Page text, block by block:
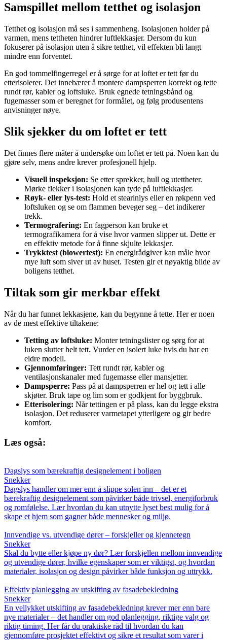
Samspillet mellom tetthet og isolasjon
Tetthet og isolasjon må ses i sammenheng. Isolasjonen holder på
varmen, mens tettheten hindrer luftlekkasjer. Dersom du kun
fokuserer på isolasjon uten å sikre tetthet, vil effekten bli langt
mindre enn forventet.
En god tommelfingerregel er å sørge for at loftet er tett før du
etterisolerer. Det innebærer å montere dampsperren korrekt og tette
rundt rør, kabler og loftsluke. Bruk egnede tetningsbånd og
fugemasser som er beregnet for formålet, og følg produsentens
anvisninger nøye.
Slik sjekker du om loftet er tett
Det finnes flere måter å undersøke om loftet er tett på. Noen kan du
gjøre selv, mens andre krever profesjonell hjelp.
Visuell inspeksjon: Se etter sprekker, hull og utettheter.
Mørke flekker i isolasjonen kan tyde på luftlekkasjer.
Røyk- eller lys-test: Hold et stearinlys eller en røkpenn ved
loftsluken og se om flammen beveger seg – det indikerer
trekk.
Termografering: En fagperson kan bruke et
termografikamera for å vise hvor varmen slipper ut. Dette er
en effektiv metode for å finne skjulte lekkasjer.
Trykktest (blowertest): En energirådgiver kan måle hvor
mye luft som siver ut av huset. Testen gir et nøyaktig bilde av
boligens tetthet.
Tiltak som gir merkbar effekt
Når du har funnet lekkasjene, kan du begynne å tette. Her er noen
av de mest effektive tiltakene:
Tetting av loftsluke: Monter tetningslister og sørg for at
luken slutter helt tett. Vurder en isolert luke hvis du har en
eldre modell.
Gjennomføringer: Tett rundt rør, kabler og
ventilasjonskanaler med fugemasse eller mansjetter.
Dampsperre: Pass på at dampsperren er hel og tett i alle
skjøter. Bruk tape og lim som er godkjent for byggbruk.
Etterisolering: Når tettingen er på plass, kan du legge ekstra
isolasjon. Det reduserer varmetapet ytterligere og gir bedre
komfort.
Læs også:
Dagslys som bærekraftig designelement i boligen
Snekker
Dagslys handler om mer enn å slippe solen inn – det er et
bærekraftig designelement som påvirker både trivsel, energiforbruk
og romfølelse. Lær hvordan du kan utnytte lyset best mulig for å
skape et hjem som gagner både mennesker og miljø.
Innvendige vs. utvendige dører – forskjeller og kjennetegn
Snekker
Skal du bytte eller kjøpe ny dør? Lær forskjellen mellom innvendige
og utvendige dører, hvilke egenskaper som er viktigst, og hvordan
materialer, isolasjon og design påvirker både funksjon og uttrykk.
Effektiv planlegging av utskifting av fasadebekledning
Snekker
En vellykket utskifting av fasadebekledning krever mer enn bare
nye materialer – det handler om god planlegging, riktige valg og
riktig timing. Her får du praktiske råd til hvordan du kan
gjennomføre prosjektet effektivt og sikre et resultat som varer i